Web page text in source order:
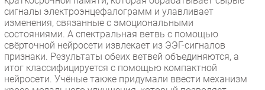
сигналы электроэнцефалограмм и улавливает
изменения, связанные с эмоциональными
состояниями. А спектральная ветвь с помощью
свёрточной нейросети извлекает из ЭЭГ-сигналов
признаки. Результаты обеих ветвей объединяются, а
итог классифицируется с помощью компактной
нейросети. Учёные также придумали ввести механизм